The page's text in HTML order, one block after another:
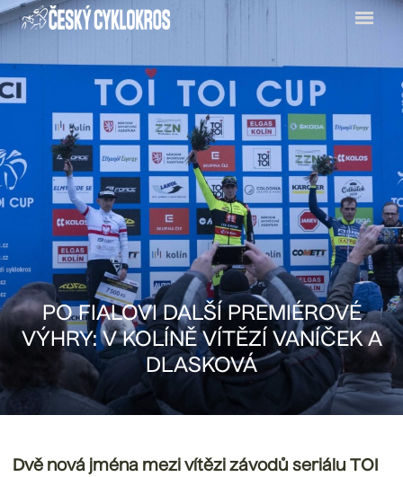
Menu
PO FIALOVI DALŠÍ PREMIÉROVÉ
VÝHRY: V KOLÍNĚ VÍTĚZÍ VANÍČEK A
DLASKOVÁ
Dvě nová jména mezi vítězi závodů seriálu TOI